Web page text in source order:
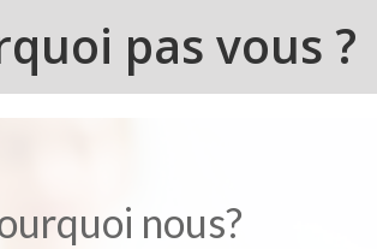
pas vous ?
nous?